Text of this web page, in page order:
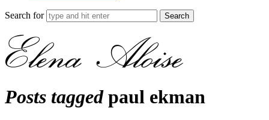
Search for
Posts tagged paul ekman